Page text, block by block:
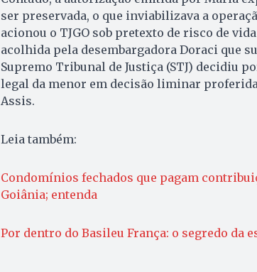
ser preservada, o que inviabilizava a
acionou o TJGO sob pretexto de risco de
acolhida pela desembargadora Doraci que
Supremo Tribunal de Justiça (STJ) decidiu
legal da menor em decisão liminar
Assis.
Leia também:
Condomínios fechados que pagam
Goiânia; entenda
Por dentro do Basileu França: o segredo da